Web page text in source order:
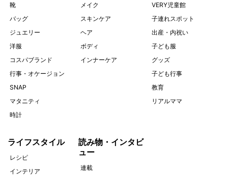
靴
バッグ
ジュエリー
洋服
コスパブランド
行事・オケージョン
SNAP
マタニティ
時計
メイク
スキンケア
ヘア
ボディ
インナーケア
VERY児童館
子連れスポット
出産・内祝い
子ども服
グッズ
子ども行事
教育
リアルママ
ライフスタイル
レシピ
インテリア
読み物・インタビ
ュー
連載